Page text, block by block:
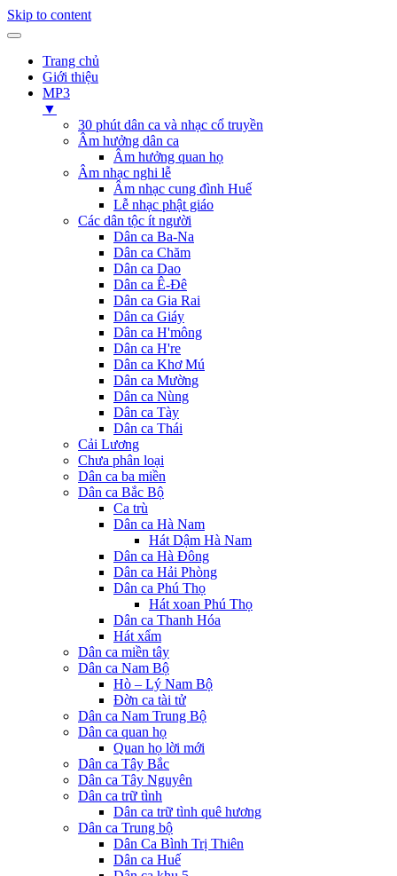
Skip to content
Trang chủ
Giới thiệu
MP3
▼
30 phút dân ca và nhạc cổ truyền
Âm hưởng dân ca
Âm hưởng quan họ
Âm nhạc nghi lễ
Âm nhạc cung đình Huế
Lễ nhạc phật giáo
Các dân tộc ít người
Dân ca Ba-Na
Dân ca Chăm
Dân ca Dao
Dân ca Ê-Đê
Dân ca Gia Rai
Dân ca Giáy
Dân ca H'mông
Dân ca H're
Dân ca Khơ Mú
Dân ca Mường
Dân ca Nùng
Dân ca Tày
Dân ca Thái
Cải Lương
Chưa phân loại
Dân ca ba miền
Dân ca Bắc Bộ
Ca trù
Dân ca Hà Nam
Hát Dậm Hà Nam
Dân ca Hà Đông
Dân ca Hải Phòng
Dân ca Phú Thọ
Hát xoan Phú Thọ
Dân ca Thanh Hóa
Hát xẩm
Dân ca miền tây
Dân ca Nam Bộ
Hò – Lý Nam Bộ
Đờn ca tài tử
Dân ca Nam Trung Bộ
Dân ca quan họ
Quan họ lời mới
Dân ca Tây Bắc
Dân ca Tây Nguyên
Dân ca trữ tình
Dân ca trữ tình quê hương
Dân ca Trung bộ
Dân Ca Bình Trị Thiên
Dân ca Huế